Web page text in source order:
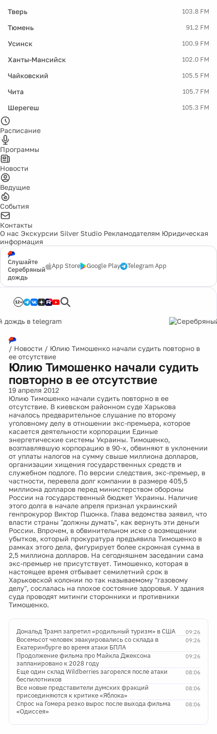
Тверь 103.8 FM
Тюмень 91.2 FM
Усинск 100.9 FM
Ханты-Мансийск 102.0 FM
Чайковский 105.5 FM
Чита 105.7 FM
Шерегеш 105.3 FM
Расписание
Программы
Новости
Ведущие
События
Контакты
О нас Экскурсии Silver Studio Рекламодателям Юридическая
информация
Слушайте
Серебряный
дождь
App Store Google Play Telegram App
12+
/ Новости / Юлию Тимошенко начали судить повторно в
ее отсутствие
Юлию Тимошенко начали судить
повторно в ее отсутствие
19 апреля 2012
Юлию Тимошенко начали судить повторно в ее
отсутствие. В киевском районном суде Харькова
началось предварительное слушание по второму
уголовному делу в отношении экс-премьера, которое
касается деятельности корпорации Единые
энергетические системы Украины. Тимошенко,
возглавлявшую корпорацию в 90-х, обвиняют в уклонении
от уплаты налогов на сумму свыше миллиона долларов,
организации хищения государственных средств и
служебном подлоге. По версии следствия, экс-премьер, в
частности, перевела долг компании в размере 405,5
миллиона долларов перед министерством обороны
России на государственный бюджет Украины. Наличие
этого долга в начале апреля признал украинский
генпрокурор Виктор Пшонка. Глава ведомства заявил, что
власти страны "должны думать", как вернуть эти деньги
России. Впрочем, в обвинительном иске о возмещении
убытков, который прокуратура предъявила Тимошенко в
рамках этого дела, фигурирует более скромная сумма в
2,5 миллиона долларов. На сегодняшнем заседании сама
экс-премьер не присутствует. Тимошенко, которая в
настоящее время отбывает семилетний срок в
Харьковской колонии по так называемому "газовому
делу", сослалась на плохое состояние здоровья. У здания
суда проводят митинги сторонники и противники
Тимошенко.
09:26
Дональд Трамп запретил «родильный туризм» в США
09:26
Восемьсот человек эвакуировались со склада в
Екатеринбурге во время атаки БПЛА
09:26
Продолжение фильма про Майкла Джексона
запланировано к 2028 году
08:06
Еще один склад Wildberries загорелся после атаки
беспилотников
08:06
Все новые представители думских фракций
присоединяются к критике «Яблока»
08:06
Спрос на Гомера резко вырос после выхода фильма
«Одиссея»